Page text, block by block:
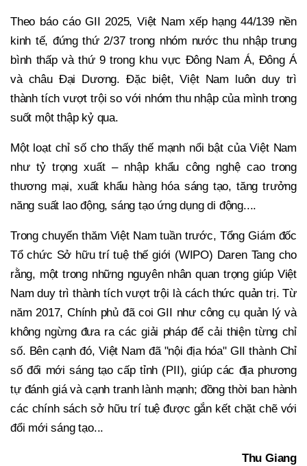
Theo báo cáo GII 2025, Việt Nam xếp hạng 44/139 nền
kinh tế, đứng thứ 2/37 trong nhóm nước thu nhập trung
bình thấp và thứ 9 trong khu vực Đông Nam Á, Đông Á
và châu Đại Dương. Đặc biệt, Việt Nam luôn duy trì
thành tích vượt trội so với nhóm thu nhập của mình trong
suốt một thập kỷ qua.
Một loạt chỉ số cho thấy thế mạnh nổi bật của Việt Nam
như tỷ trọng xuất – nhập khẩu công nghệ cao trong
thương mại, xuất khẩu hàng hóa sáng tạo, tăng trưởng
năng suất lao động, sáng tạo ứng dụng di động....
Trong chuyến thăm Việt Nam tuần trước, Tổng Giám đốc
Tổ chức Sở hữu trí tuệ thế giới (WIPO) Daren Tang cho
rằng, một trong những nguyên nhân quan trọng giúp Việt
Nam duy trì thành tích vượt trội là cách thức quản trị. Từ
năm 2017, Chính phủ đã coi GII như công cụ quản lý và
không ngừng đưa ra các giải pháp để cải thiện từng chỉ
số. Bên cạnh đó, Việt Nam đã "nội địa hóa" GII thành Chỉ
số đổi mới sáng tạo cấp tỉnh (PII), giúp các địa phương
tự đánh giá và cạnh tranh lành mạnh; đồng thời ban hành
các chính sách sở hữu trí tuệ được gắn kết chặt chẽ với
đổi mới sáng tạo...
Thu Giang